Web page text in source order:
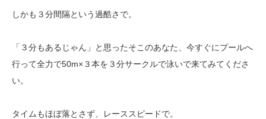
しかも３分間隔という過酷さで。
「３分もあるじゃん」と思ったそこのあなた、今すぐにプールへ
行って全力で50m×３本を３分サークルで泳いで来てみてくださ
い。
タイムもほぼ落とさず、レーススピードで。